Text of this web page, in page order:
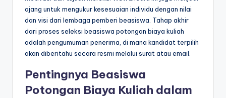
ajang untuk mengukur kesesuaian individu dengan nilai
dan visi dari lembaga pemberi beasiswa. Tahap akhir
dari proses seleksi beasiswa potongan biaya kuliah
adalah pengumuman penerima, di mana kandidat terpilih
akan diberitahu secara resmi melalui surat atau email.
Pentingnya Beasiswa
Potongan Biaya Kuliah dalam